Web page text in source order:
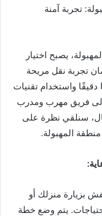
تجربة آمنة
يصبح اختيار
تجربة نقل مريحة
واستخدام تقنيات
إلى فريق مهرب ومدرب
سنلقي نظرة على
المهبولة.
بزيارة منزلك أو
يتم وضع خطة